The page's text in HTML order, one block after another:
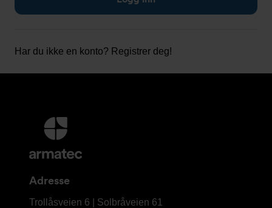
Har du ikke en konto? Registrer deg!
Mer
informasjon
og
Adresse
Armatec
Trollåsveien 6 | Solbråveien 61